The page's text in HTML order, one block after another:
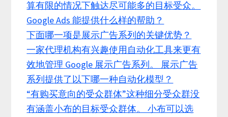
算有限的情况下触达尽可能多的目标受众。
Google Ads 能提供什么样的帮助？
下面哪一项是展示广告系列的关键优势？
一家代理机构有兴趣使用自动化工具来更有
效地管理 Google 展示广告系列。 展示广告
系列提供了以下哪一种自动化模型？
“有购买意向的受众群体”这种细分受众群没
有涵盖小布的目标受众群体。 小布可以选